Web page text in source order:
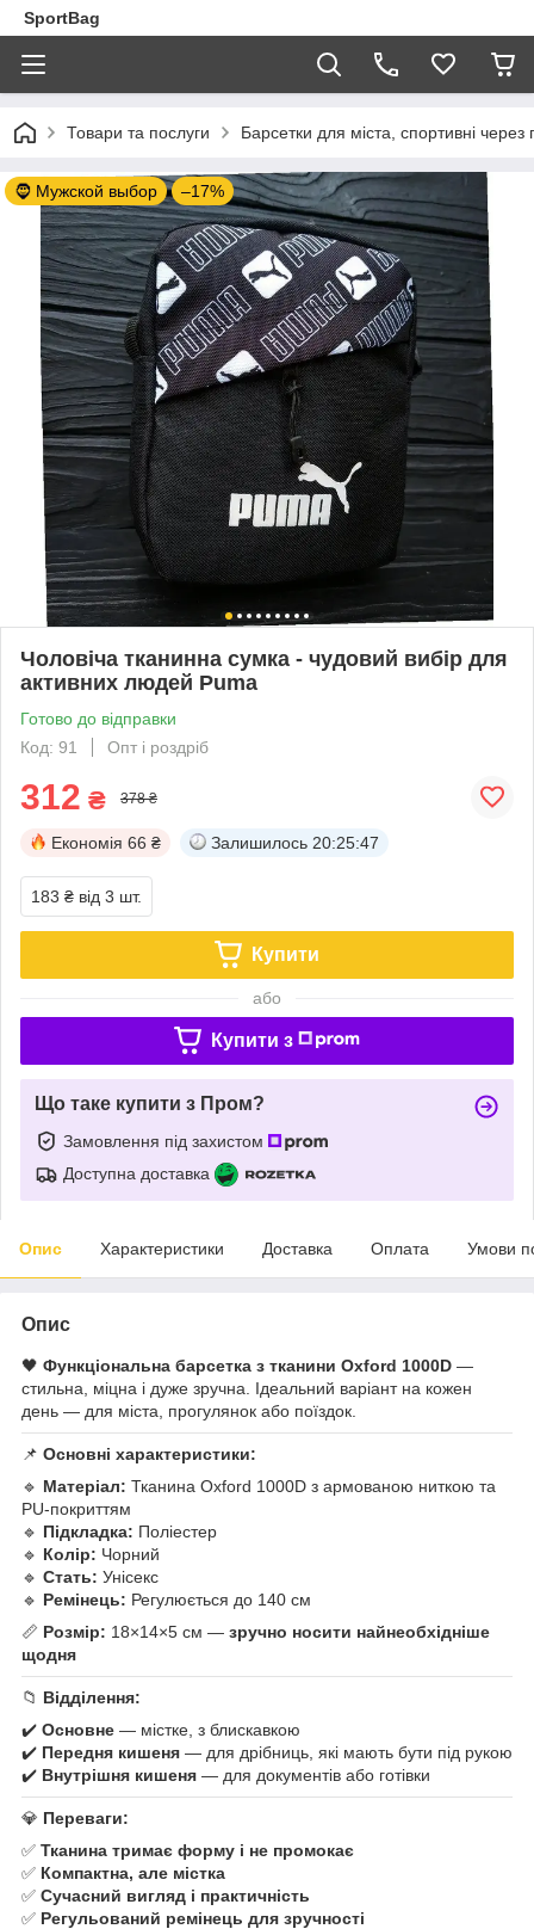
SportBag
Товари та послуги Барсетки для міста, спортивні через
🧔 Мужской выбор –17%
Чоловіча тканинна сумка - чудовий вибір для
активних людей Puma
Готово до відправки
Код: 91
Опт і роздріб
312 ₴ 378 ₴
Економія 66 ₴ Залишилось 20:25:46
183 ₴ від 3 шт.
Купити
або
Купити з
Що таке купити з Пром?
Замовлення під захистом
Доступна доставка
Опис Характеристики Доставка Оплата Умови
Опис
🖤 Функціональна барсетка з тканини Oxford 1000D —
стильна, міцна і дуже зручна. Ідеальний варіант на кожен
день — для міста, прогулянок або поїздок.
📌 Основні характеристики:
🔹 Матеріал: Тканина Oxford 1000D з армованою ниткою та
PU-покриттям
🔹 Підкладка: Поліестер
🔹 Колір: Чорний
🔹 Стать: Унісекс
🔹 Ремінець: Регулюється до 140 см
📏 Розмір: 18×14×5 см — зручно носити найнеобхідніше
щодня
📁 Відділення:
✔️ Основне — містке, з блискавкою
✔️ Передня кишеня — для дрібниць, які мають бути під рукою
✔️ Внутрішня кишеня — для документів або готівки
💎 Переваги:
✅ Тканина тримає форму і не промокає
✅ Компактна, але містка
✅ Сучасний вигляд і практичність
✅ Регульований ремінець для зручності